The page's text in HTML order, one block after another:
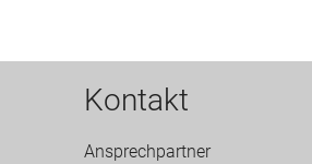
Kontakt
Ansprechpartner